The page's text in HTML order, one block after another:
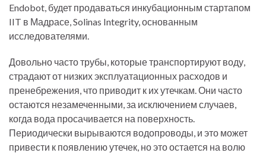
Endobot, будет продаваться инкубационным стартапом
IIT в Мадрасе, Solinas Integrity, основанным
исследователями.
Довольно часто трубы, которые транспортируют воду,
страдают от низких эксплуатационных расходов и
пренебрежения, что приводит к их утечкам. Они часто
остаются незамеченными, за исключением случаев,
когда вода просачивается на поверхность.
Периодически вырываются водопроводы, и это может
привести к появлению утечек, но это остается на волю